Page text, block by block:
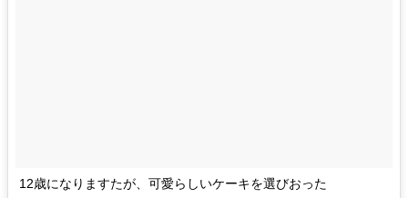
12歳になりますたが、可愛らしいケーキを選びおった